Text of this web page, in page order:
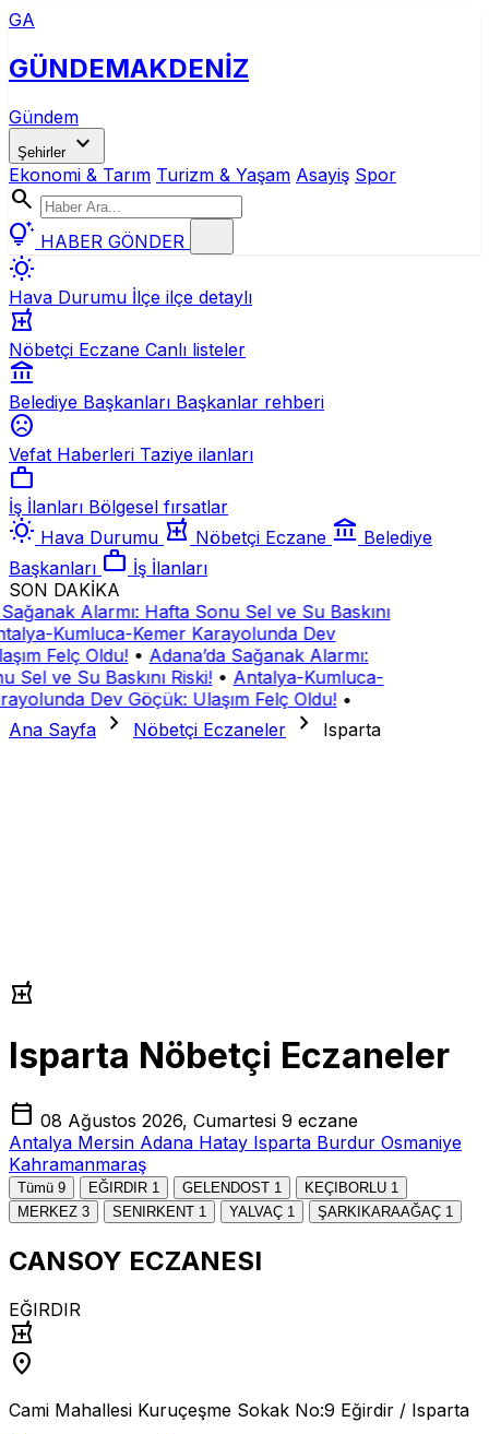
GA
GÜNDEMAKDENİZ
Gündem
Şehirler expand_more
Ekonomi & Tarım Turizm & Yaşam Asayiş Spor
search
tips_and_updates HABER GÖNDER
wb_sunny
Hava Durumu İlçe ilçe detaylı
local_pharmacy
Nöbetçi Eczane Canlı listeler
account_balance
Belediye Başkanları Başkanlar rehberi
sentiment_dissatisfied
Vefat Haberleri Taziye ilanları
work
İş İlanları Bölgesel fırsatlar
wb_sunny Hava Durumu local_pharmacy Nöbetçi Eczane account_balance Belediye
Başkanları work İş İlanları
SON DAKİKA
Alarmı: Hafta Sonu Sel ve Su Baskını
Kumluca-Kemer Karayolunda Dev
Felç Oldu! • Adana’da Sağanak Alarmı:
Sel ve Su Baskını Riski! • Antalya-Kumluca-
Dev Göçük: Ulaşım Felç Oldu! •
Ana Sayfa
chevron_right Nöbetçi Eczaneler chevron_right Isparta
local_pharmacy
Isparta Nöbetçi Eczaneler
calendar_today 08 Ağustos 2026, Cumartesi 9 eczane
Antalya Mersin Adana Hatay Isparta Burdur Osmaniye
Kahramanmaraş
Tümü 9 EĞIRDIR 1 GELENDOST 1 KEÇIBORLU 1
MERKEZ 3 SENIRKENT 1 YALVAÇ 1 ŞARKIKARAAĞAÇ 1
CANSOY ECZANESI
EĞIRDIR
local_pharmacy
location_on
Cami Mahallesi Kuruçeşme Sokak No:9 Eğirdir / Isparta